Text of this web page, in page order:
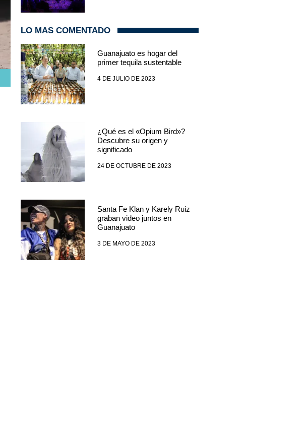
LO MAS COMENTADO
Guanajuato es hogar del
primer tequila sustentable
4 DE JULIO DE 2023
¿Qué es el «Opium Bird»?
Descubre su origen y
significado
24 DE OCTUBRE DE 2023
Santa Fe Klan y Karely Ruiz
graban video juntos en
Guanajuato
3 DE MAYO DE 2023